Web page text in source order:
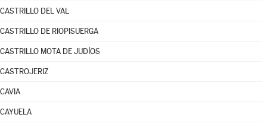
CASTRILLO DEL VAL
CASTRILLO DE RIOPISUERGA
CASTRILLO MOTA DE JUDÍOS
CASTROJERIZ
CAVIA
CAYUELA